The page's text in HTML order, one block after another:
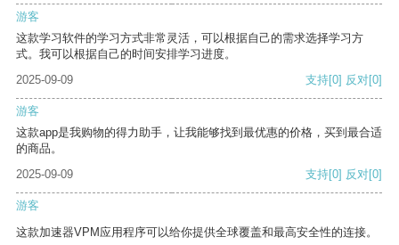
游客
这款学习软件的学习方式非常灵活，可以根据自己的需求选择学习方
式。我可以根据自己的时间安排学习进度。
2025-09-09
支持[0] 反对[0]
游客
这款app是我购物的得力助手，让我能够找到最优惠的价格，买到最合适
的商品。
2025-09-09
支持[0] 反对[0]
游客
这款加速器VPM应用程序可以给你提供全球覆盖和最高安全性的连接。